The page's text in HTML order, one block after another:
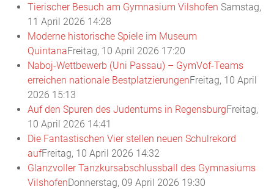
Tierischer Besuch am Gymnasium Vilshofen Samstag,
11 April 2026 14:28
Moderne historische Spiele im Museum
QuintanaFreitag, 10 April 2026 17:20
Naboj-Wettbewerb (Uni Passau) – GymVof-Teams
erreichen nationale BestplatzierungenFreitag, 10 April
2026 15:13
Auf den Spuren des Judentums in RegensburgFreitag,
10 April 2026 14:41
Die Fantastischen Vier stellen neuen Schulrekord
aufFreitag, 10 April 2026 14:32
Glanzvoller Tanzkursabschlussball des Gymnasiums
VilshofenDonnerstag, 09 April 2026 19:30